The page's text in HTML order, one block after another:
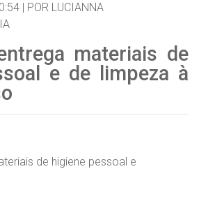
| POR LUCIANNA
materiais de
e de limpeza à
de higiene pessoal e